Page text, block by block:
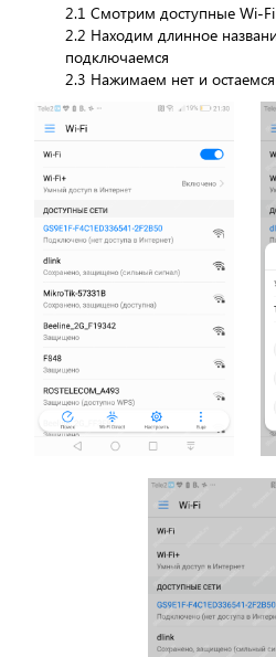
2.1 Смотрим доступные Wi-Fi
2.2 Находим длинное
подключаемся
2.3 Нажимаем нет и